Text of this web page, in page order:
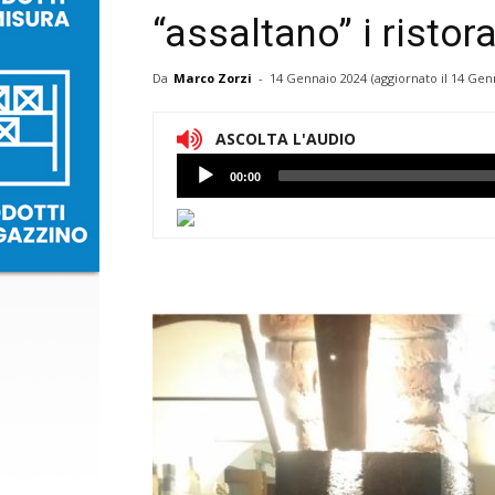
“assaltano” i
Da Marco Zorzi - 14 Gennaio 2024 (aggiornato il 14
ASCOLTA L'AUDIO
Lettore
Audio
00:00